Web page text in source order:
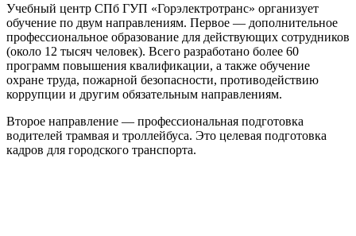
Учебный центр СПб ГУП «Горэлектротранс» организует
обучение по двум направлениям. Первое — дополнительное
профессиональное образование для действующих сотрудников
(около 12 тысяч человек). Всего разработано более 60
программ повышения квалификации, а также обучение
охране труда, пожарной безопасности, противодействию
коррупции и другим обязательным направлениям.
Второе направление — профессиональная подготовка
водителей трамвая и троллейбуса. Это целевая подготовка
кадров для городского транспорта.